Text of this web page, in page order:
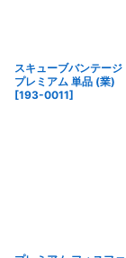
スキューブバンテージ
プレミアム 単品 (業)
[193-0011]